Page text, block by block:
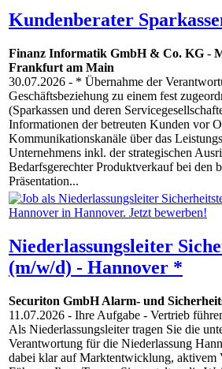
Kundenberater
Finanz Informatik GmbH & Co. KG -
Frankfurt am Main
30.07.2026 - * Übernahme der
Geschäftsbeziehung zu einem fest
(Sparkassen und deren
Informationen der betreuten Kunden vor
Kommunikationskanäle über das
Unternehmens inkl. der strategischen
Bedarfsgerechter Produktverkauf bei den
Präsentation...
Niederlassungsleiter
(m/w/d) - Hannover *
Securiton GmbH Alarm- und
11.07.2026 - Ihre Aufgabe - Vertrieb
Als Niederlassungsleiter tragen Sie die
Verantwortung für die Niederlassung
dabei klar auf Marktentwicklung, aktivem